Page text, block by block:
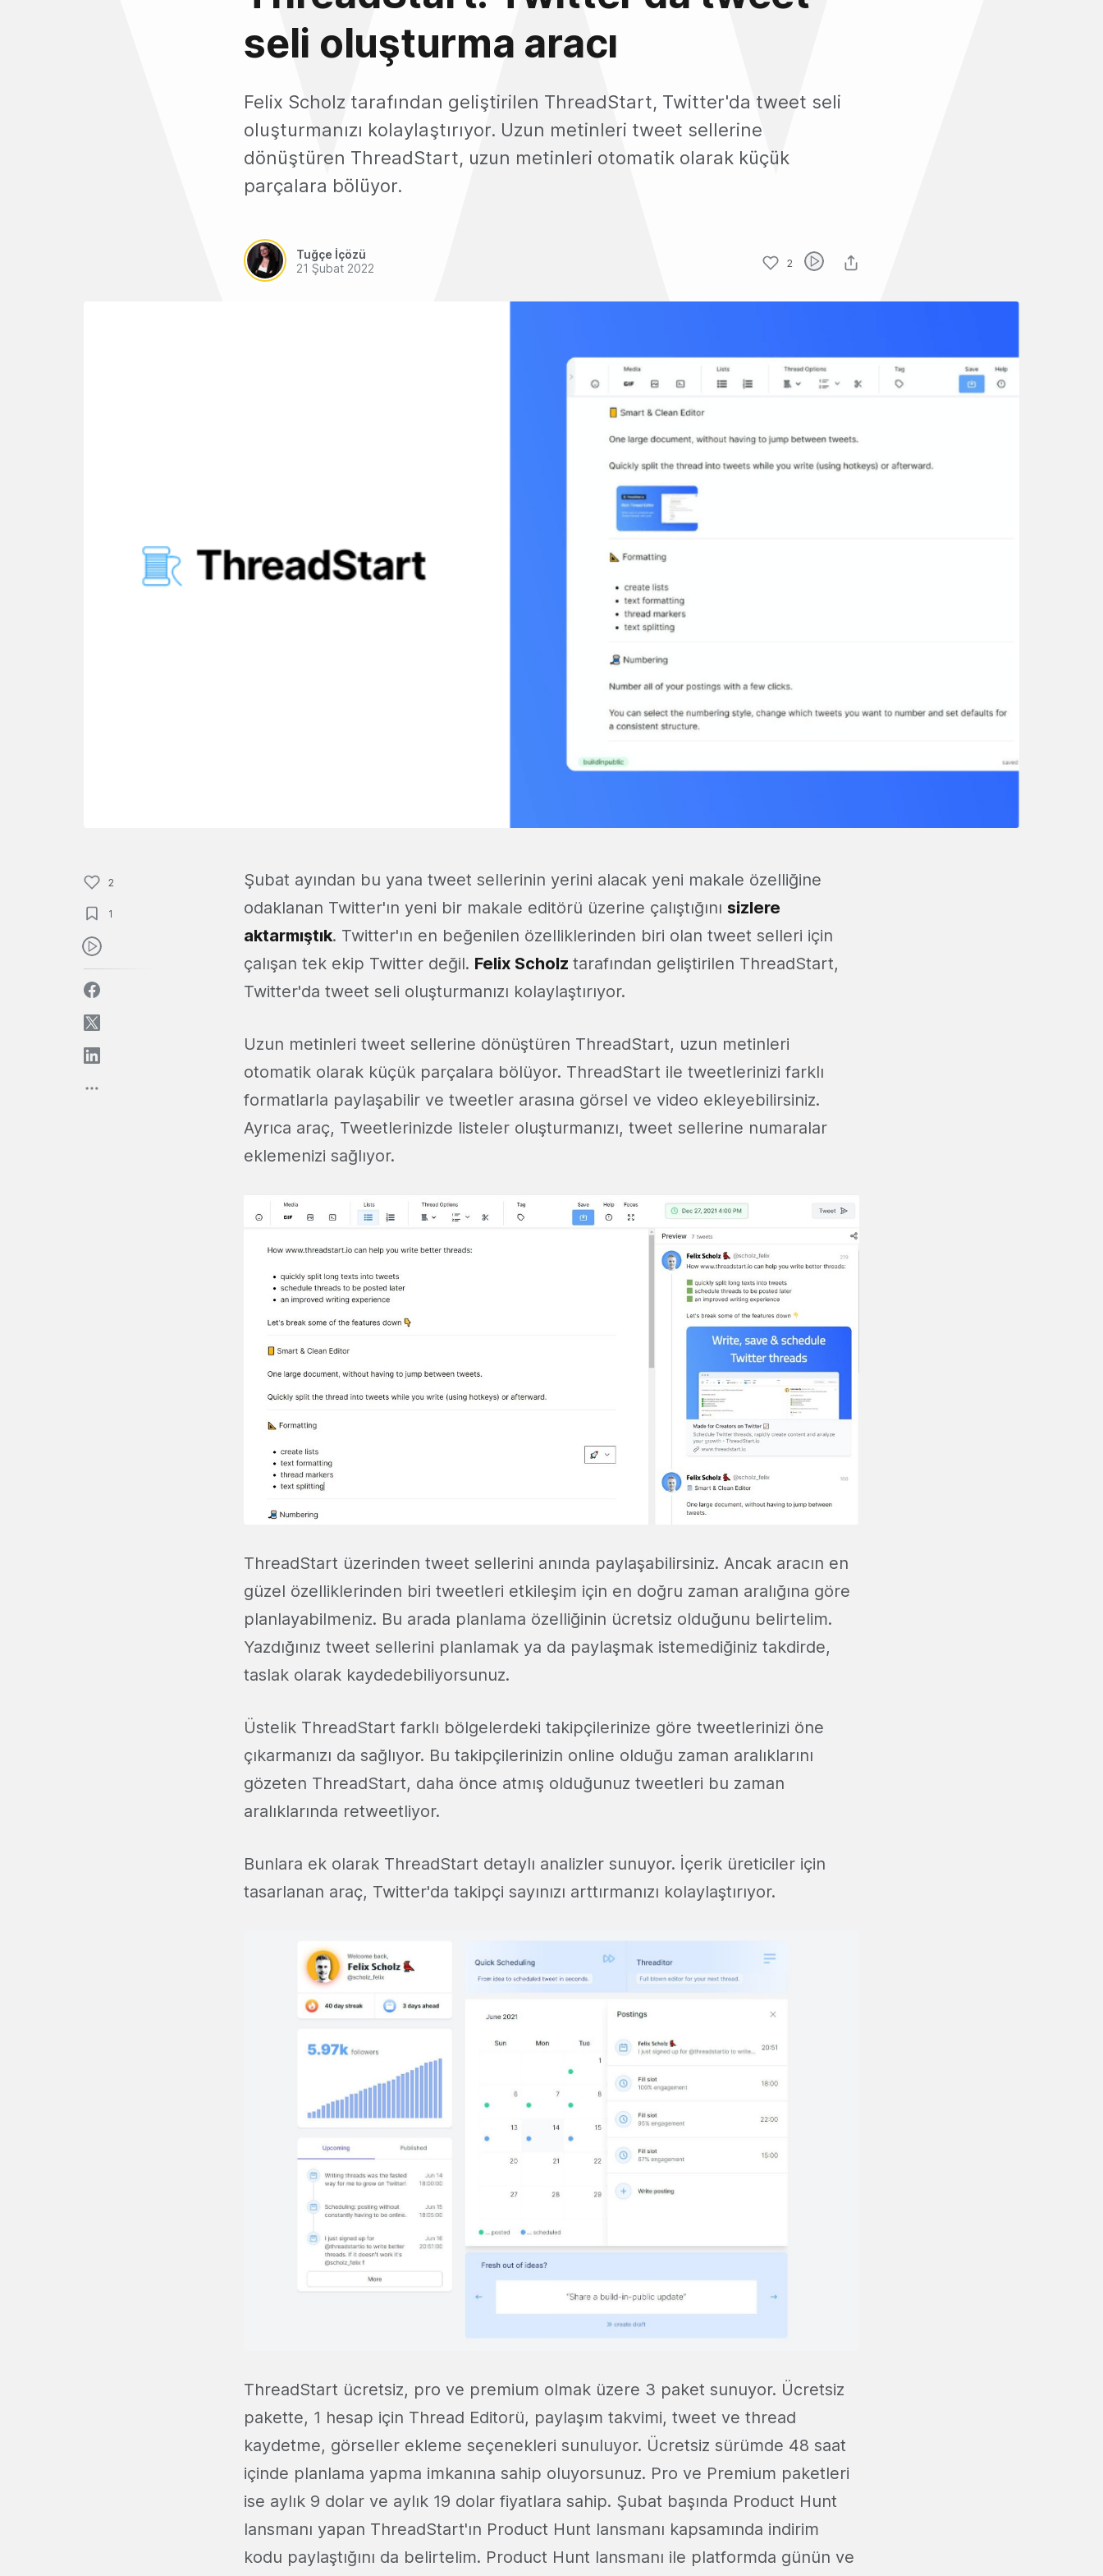
seli oluşturma aracı
Felix Scholz tarafından geliştirilen ThreadStart, Twitter'da tweet seli
oluşturmanızı kolaylaştırıyor. Uzun metinleri tweet sellerine
dönüştüren ThreadStart, uzun metinleri otomatik olarak küçük
parçalara bölüyor.
Tuğçe İçözü
21 Şubat 2022
2
2
1
Şubat ayından bu yana tweet sellerinin yerini alacak yeni makale özelliğine
odaklanan Twitter'ın yeni bir makale editörü üzerine çalıştığını sizlere
aktarmıştık. Twitter'ın en beğenilen özelliklerinden biri olan tweet selleri için
çalışan tek ekip Twitter değil. Felix Scholz tarafından geliştirilen ThreadStart,
Twitter'da tweet seli oluşturmanızı kolaylaştırıyor.
Uzun metinleri tweet sellerine dönüştüren ThreadStart, uzun metinleri
otomatik olarak küçük parçalara bölüyor. ThreadStart ile tweetlerinizi farklı
formatlarla paylaşabilir ve tweetler arasına görsel ve video ekleyebilirsiniz.
Ayrıca araç, Tweetlerinizde listeler oluşturmanızı, tweet sellerine numaralar
eklemenizi sağlıyor.
ThreadStart üzerinden tweet sellerini anında paylaşabilirsiniz. Ancak aracın en
güzel özelliklerinden biri tweetleri etkileşim için en doğru zaman aralığına göre
planlayabilmeniz. Bu arada planlama özelliğinin ücretsiz olduğunu belirtelim.
Yazdığınız tweet sellerini planlamak ya da paylaşmak istemediğiniz takdirde,
taslak olarak kaydedebiliyorsunuz.
Üstelik ThreadStart farklı bölgelerdeki takipçilerinize göre tweetlerinizi öne
çıkarmanızı da sağlıyor. Bu takipçilerinizin online olduğu zaman aralıklarını
gözeten ThreadStart, daha önce atmış olduğunuz tweetleri bu zaman
aralıklarında retweetliyor.
Bunlara ek olarak ThreadStart detaylı analizler sunuyor. İçerik üreticiler için
tasarlanan araç, Twitter'da takipçi sayınızı arttırmanızı kolaylaştırıyor.
ThreadStart ücretsiz, pro ve premium olmak üzere 3 paket sunuyor. Ücretsiz
pakette, 1 hesap için Thread Editorü, paylaşım takvimi, tweet ve thread
kaydetme, görseller ekleme seçenekleri sunuluyor. Ücretsiz sürümde 48 saat
içinde planlama yapma imkanına sahip oluyorsunuz. Pro ve Premium paketleri
ise aylık 9 dolar ve aylık 19 dolar fiyatlara sahip. Şubat başında Product Hunt
lansmanı yapan ThreadStart'ın Product Hunt lansmanı kapsamında indirim
kodu paylaştığını da belirtelim. Product Hunt lansmanı ile platformda günün ve